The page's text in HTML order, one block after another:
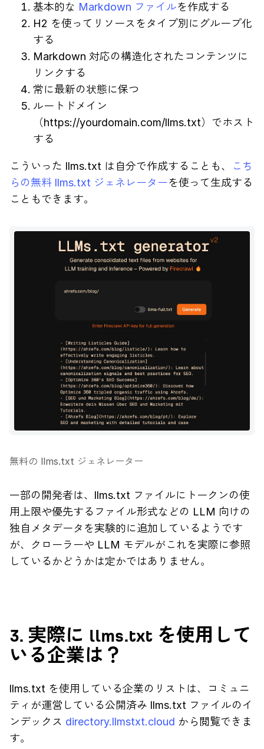
基本的な Markdown ファイルを作成する
H2 を使ってリソースをタイプ別にグループ化
する
Markdown 対応の構造化されたコンテンツに
リンクする
常に最新の状態に保つ
ルートドメイン
（https://yourdomain.com/llms.txt）でホスト
する
こういった llms.txt は自分で作成することも、
こち
らの無料 llms.txt ジェネレーターを使って生成する
こともできます。
無料の llms.txt ジェネレーター
一部の開発者は、llms.txt ファイルにトークンの使
用上限や優先するファイル形式などの LLM 向けの
独自メタデータを実験的に追加しているようです
が、クローラーや LLM モデルがこれを実際に参照
しているかどうかは定かではありません。
3. 実際に llms.txt を使用して
いる企業は？
llms.txt を使用している企業のリストは、コミュニ
ティが運営している公開済み llms.txt ファイルのイ
ンデックス directory.llmstxt.cloud から閲覧できま
す。